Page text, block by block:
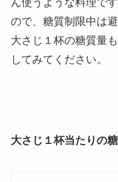
ん使うような料理で
ので、糖質制限中は
大さじ１杯の糖質量
してみてください。
大さじ１杯当たりの